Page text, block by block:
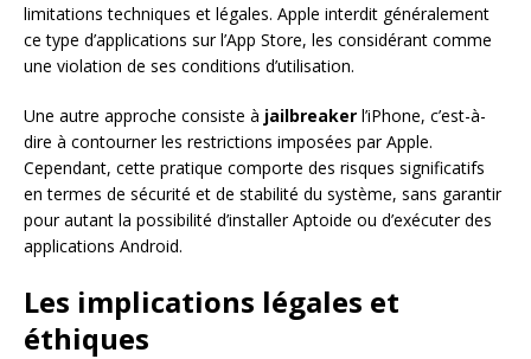
limitations techniques et légales. Apple interdit généralement
ce type d’applications sur l’App Store, les considérant comme
une violation de ses conditions d’utilisation.
Une autre approche consiste à jailbreaker l’iPhone, c’est-à-
dire à contourner les restrictions imposées par Apple.
Cependant, cette pratique comporte des risques significatifs
en termes de sécurité et de stabilité du système, sans garantir
pour autant la possibilité d’installer Aptoide ou d’exécuter des
applications Android.
Les implications légales et
éthiques